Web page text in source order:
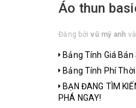
Áo thun
Đăng bởivũ mỹ anh
Bảng Tính Giá
Bảng Tính Phí
BẠN ĐANG TÌM
PHÁ NGAY!